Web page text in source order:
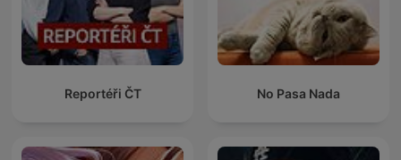
Reportéři ČT No Pasa Nada